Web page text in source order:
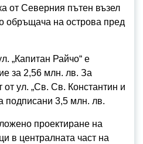
от Северния пътен възел
обръщача на острова пред
„Капитан Райчо“ е
за 2,56 млн. лв. За
ул. „Св. Св. Константин и
подписани 3,5 млн. лв.
проектиране на
в централната част на